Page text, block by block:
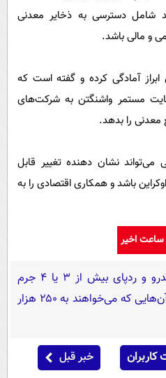
شامل دسترسی به ذخایر معدنی
و مالی باشد.
آمادگی کرده و گفته است که
مستمر واشنگتن به شرکت‌های
معدنی را بدهد.
می‌تواند نشان دهنده تغییر قابل
باشد و همکاری اقتصادی را به
اخیر
گفته‌های یک روحانی تندرو و ردپای بیش از ۳ یا ۴ جرم
جدی امنیتی و کیفری / آن‌هایی که می‌خواهند به ۲۵۰ هزار
کاربران خبر قبل